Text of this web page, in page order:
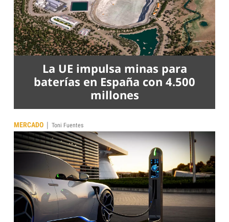
La UE impulsa minas para
baterías en España con 4.500
millones
MERCADO | Toni Fuentes